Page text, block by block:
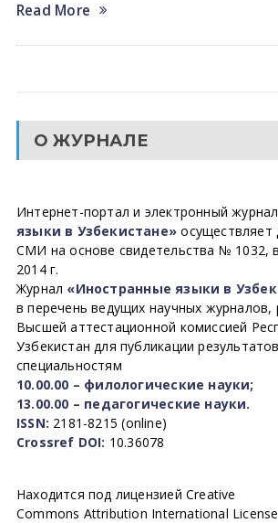
Read More
О ЖУРНАЛЕ
Интернет-портал и электронный журнал
языки в Узбекистане» осуществляет
СМИ на основе свидетельства № 1032,
2014 г.
Журнал «Иностранные языки в
в перечень ведущих научных
Высшей аттестационной комиссией
Узбекистан для публикации
специальностям
10.00.00 – филологические науки;
13.00.00 – педагогические науки.
ISSN: 2181-8215 (online)
Crossref DOI: 10.36078
Находится под лицензией Creative
Commons Attribution International License